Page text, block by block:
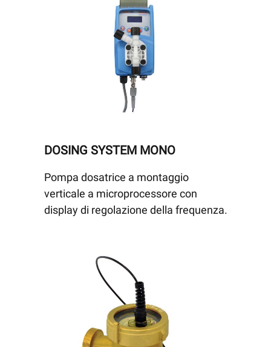
DOSING SYSTEM MONO
Pompa dosatrice a montaggio
verticale a microprocessore con
display di regolazione della frequenza.